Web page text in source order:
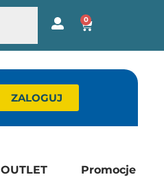
0
ZALOGUJ
OUTLET Promocje